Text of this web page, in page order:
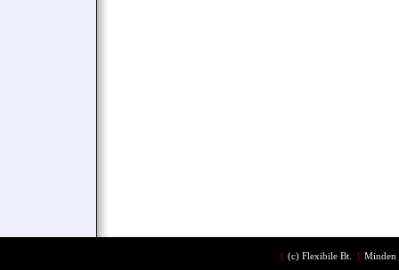
(c) Flexibile Bt. Minden